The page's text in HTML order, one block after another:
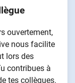
ouvertement,
nous facilite
lors des
contribues à
tes collègues.